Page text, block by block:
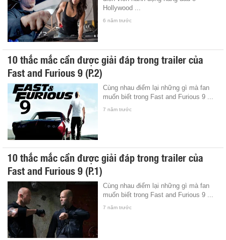
Hollywood ...
6 năm trước
10 thắc mắc cần được giải đáp trong trailer của
Fast and Furious 9 (P.2)
Cùng nhau điểm lại những gì mà fan
muốn biết trong Fast and Furious 9 ...
7 năm trước
10 thắc mắc cần được giải đáp trong trailer của
Fast and Furious 9 (P.1)
Cùng nhau điểm lại những gì mà fan
muốn biết trong Fast and Furious 9 ...
7 năm trước